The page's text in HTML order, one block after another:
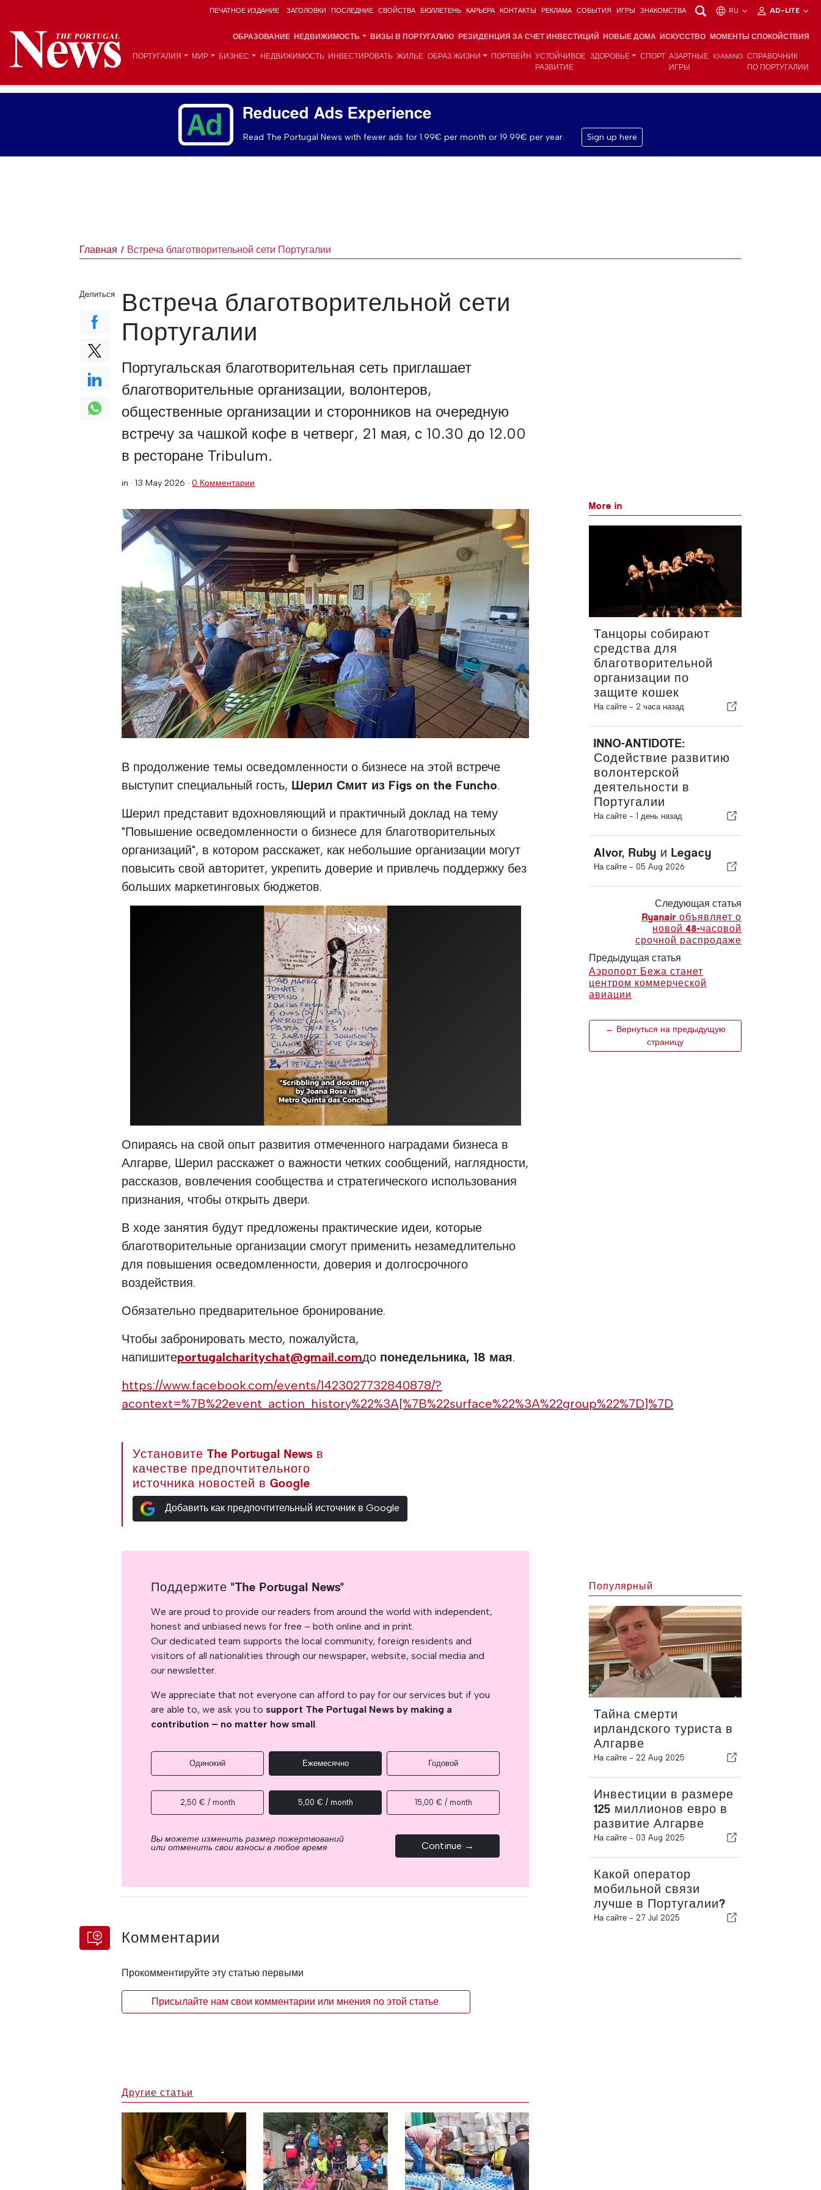
ПЕЧАТНОЕ ИЗДАНИЕ ЗАГОЛОВКИ ПОСЛЕДНИЕ СВОЙСТВА БЮЛЛЕТЕНЬ КАРЬЕРА КОНТАКТЫ РЕКЛАМА СОБЫТИЯ ИГРЫ ЗНАКОМСТВА RU AD-LITE
ОБРАЗОВАНИЕ НЕДВИЖИМОСТЬ ВИЗЫ В ПОРТУГАЛИЮ РЕЗИДЕНЦИЯ ЗА СЧЕТ ИНВЕСТИЦИЙ НОВЫЕ ДОМА ИСКУССТВО МОМЕНТЫ СПОКОЙСТВИЯ
ПОРТУГАЛИЯ МИР БИЗНЕС НЕДВИЖИМОСТЬ ИНВЕСТИРОВАТЬ ЖИЛЬЕ ОБРАЗ ЖИЗНИ ПОРТВЕЙН УСТОЙЧИВОЕ
РАЗВИТИЕ
ЗДОРОВЬЕ СПОРТ АЗАРТНЫЕ
ИГРЫ
IGAMING СПРАВОЧНИК
ПО ПОРТУГАЛИИ
Reduced Ads Experience
Read The Portugal News with fewer ads for 1.99€ per month or 19.99€ per year. Sign up here
Главная Встреча благотворительной сети Португалии
Встреча благотворительной сети
Португалии
Португальская благотворительная сеть приглашает
благотворительные организации, волонтеров,
общественные организации и сторонников на очередную
встречу за чашкой кофе в четверг, 21 мая, с 10.30 до 12.00
в ресторане Tribulum.
in ·13 May 2026 ·0 Комментарии
В продолжение темы осведомленности о бизнесе на этой встрече
выступит специальный гость, Шерил Смит из Figs on the Funcho.
Шерил представит вдохновляющий и практичный доклад на тему
"Повышение осведомленности о бизнесе для благотворительных
организаций", в котором расскажет, как небольшие организации могут
повысить свой авторитет, укрепить доверие и привлечь поддержку без
больших маркетинговых бюджетов.
Опираясь на свой опыт развития отмеченного наградами бизнеса в
Алгарве, Шерил расскажет о важности четких сообщений, наглядности,
рассказов, вовлечения сообщества и стратегического использования
признания, чтобы открыть двери.
В ходе занятия будут предложены практические идеи, которые
благотворительные организации смогут применить незамедлительно
для повышения осведомленности, доверия и долгосрочного
воздействия.
Обязательно предварительное бронирование.
Чтобы забронировать место, пожалуйста,
напишитеportugalcharitychat@gmail.comдо понедельника, 18 мая.
https://www.facebook.com/events/1423027732840878/?
acontext=%7B%22event_action_history%22%3A[%7B%22surface%22%3A%22group%22%7D]%7D
Установите The Portugal News в
качестве предпочтительного
источника новостей в Google
Добавить как предпочтительный источник в Google
Делиться
More in
Танцоры собирают
средства для
благотворительной
организации по
защите кошек
На сайте - 2 часа назад
INNO-ANTIDOTE:
Содействие развитию
волонтерской
деятельности в
Португалии
На сайте - 1 день назад
Alvor, Ruby и Legacy
На сайте - 05 Aug 2026
Следующая статья
Ryanair объявляет о
новой 48-часовой
срочной распродаже
Предыдущая статья
Аэропорт Бежа станет
центром коммерческой
авиации
← Вернуться на предыдущую
страницу
Поддержите "The Portugal News"
We are proud to provide our readers from around the world with independent,
honest and unbiased news for free – both online and in print.
Our dedicated team supports the local community, foreign residents and
visitors of all nationalities through our newspaper, website, social media and
our newsletter.
We appreciate that not everyone can afford to pay for our services but if you
are able to, we ask you to support The Portugal News by making a
contribution – no matter how small.
Одинокий Ежемесячно Годовой
2,50 € / month 5,00 € / month 15,00 € / month
Вы можете изменить размер пожертвований
или отменить свои взносы в любое время Continue →
Комментарии
Прокомментируйте эту статью первыми
Присылайте нам свои комментарии или мнения по этой статье.
Популярный
Тайна смерти
ирландского туриста в
Алгарве
На сайте - 22 Aug 2025
Инвестиции в размере
125 миллионов евро в
развитие Алгарве
На сайте - 03 Aug 2025
Какой оператор
мобильной связи
лучше в Португалии?
На сайте - 27 Jul 2025
Другие статьи